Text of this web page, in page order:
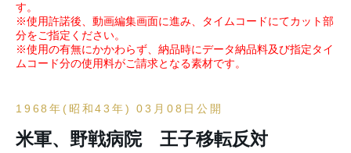
す。
※使用許諾後、動画編集画面に進み、タイムコードにてカット部
分をご指定ください。
※使用の有無にかかわらず、納品時にデータ納品料及び指定タイ
ムコード分の使用料がご請求となる素材です。
1968年(昭和43年) 03月08日公開
米軍、野戦病院 王子移転反対